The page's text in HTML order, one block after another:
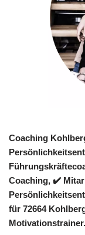
Coaching
Coaching, ✔️
für 72664